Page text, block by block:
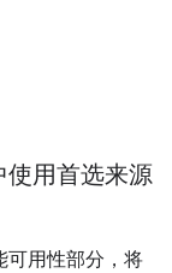
使用首选来源
可用性部分，将